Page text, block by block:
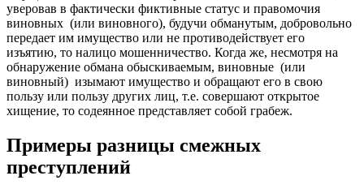
уверовав в фактически фиктивные статус и правомочия
виновных (или виновного), будучи обманутым, добровольно
передает им имущество или не противодействует его
изъятию, то налицо мошенничество. Когда же, несмотря на
обнаружение обмана обыскиваемым, виновные (или
виновный) изымают имущество и обращают его в свою
пользу или пользу других лиц, т.е. совершают открытое
хищение, то содеянное представляет собой грабеж.
Примеры разницы смежных
преступлений